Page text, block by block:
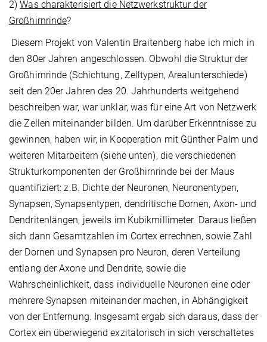
2)Was charakterisiert die Netzwerkstruktur der
Großhirnrinde?
Diesem Projekt von Valentin Braitenberg habe ich mich in
den 80er Jahren angeschlossen. Obwohl die Struktur der
Großhirnrinde (Schichtung, Zelltypen, Arealunterschiede)
seit den 20er Jahren des 20. Jahrhunderts weitgehend
beschreiben war, war unklar, was für eine Art von Netzwerk
die Zellen miteinander bilden. Um darüber Erkenntnisse zu
gewinnen, haben wir, in Kooperation mit Günther Palm und
weiteren Mitarbeitern (siehe unten), die verschie­denen
Strukturkomponenten der Groß­hirnrinde bei der Maus
quantifiziert: z.B. Dichte der Neuronen, Neuronentypen,
Synapsen, Synapsentypen, dendritische Dornen, Axon- und
Den­driten­längen, jeweils im Kubikmillimeter. Daraus ließen
sich dann Gesamtzahlen im Cortex errechnen, sowie Zahl
der Dornen und Synapsen pro Neuron, deren Verteilung
entlang der Axone und Dendrite, sowie die
Wahrscheinlichkeit, dass individuelle Neuronen eine oder
mehrere Synapsen miteinander machen, in Abhängig­keit
von der Entfernung. Insgesamt ergab sich daraus, dass der
Cortex ein überwiegend exzitatorisch in sich verschaltetes